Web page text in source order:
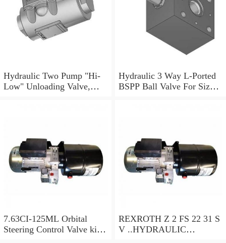
Hydraulic Two Pump "Hi-
Low" Unloading Valve,
Hydraulic 3 Way L-Ported
BSPP Ball Valve For Sizes
7.63CI-125ML Orbital
Steering Control Valve kit
REXROTH Z 2 FS 22 31 S
V ..HYDRAULIC